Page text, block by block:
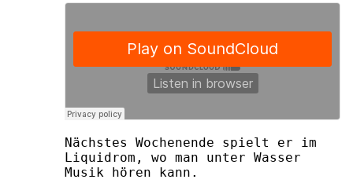
Nächstes Wochenende spielt er im
Liquidrom, wo man unter Wasser
Musik hören kann.